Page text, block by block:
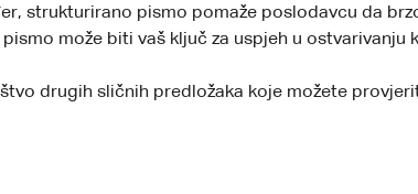
strukturirano pismo pomaže poslodavcu da
može biti vaš ključ za uspjeh u ostvarivanju
drugih sličnih predložaka koje možete